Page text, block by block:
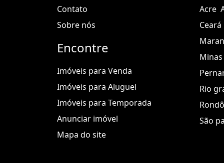
Contato
Sobre nós
Encontre
Imóveis para Venda
Imóveis para Aluguel
Imóveis para Temporada
Anunciar imóvel
Mapa do site
Acre
Ceará
Rio
São